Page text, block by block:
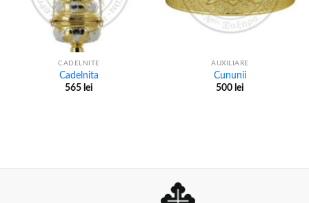
CADELNITE
Cadelnita
565 lei
AUXILIARE
Cununii
500 lei